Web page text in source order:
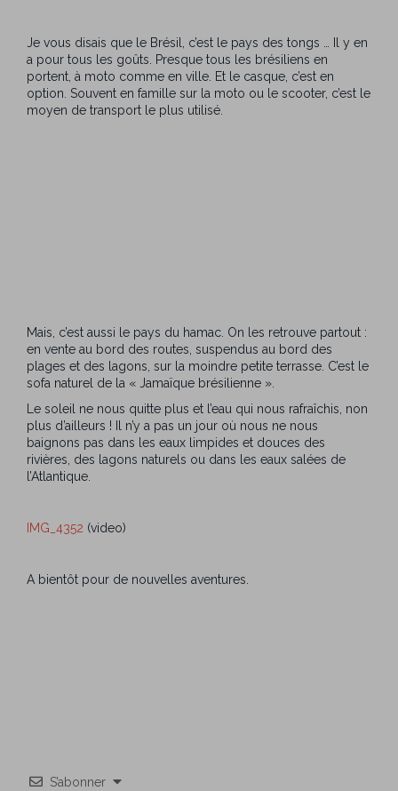
Je vous disais que le Brésil, c’est le pays des tongs … Il y en
a pour tous les goûts. Presque tous les brésiliens en
portent, à moto comme en ville. Et le casque, c’est en
option. Souvent en famille sur la moto ou le scooter, c’est le
moyen de transport le plus utilisé.
Mais, c’est aussi le pays du hamac. On les retrouve partout :
en vente au bord des routes, suspendus au bord des
plages et des lagons, sur la moindre petite terrasse. C’est le
sofa naturel de la « Jamaïque brésilienne ».
Le soleil ne nous quitte plus et l’eau qui nous rafraîchis, non
plus d’ailleurs ! Il n’y a pas un jour où nous ne nous
baignons pas dans les eaux limpides et douces des
rivières, des lagons naturels ou dans les eaux salées de
l’Atlantique.
IMG_4352 (video)
A bientôt pour de nouvelles aventures.
S’abonner